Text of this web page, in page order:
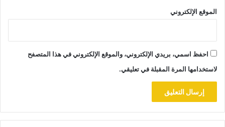
الموقع الإلكتروني
احفظ اسمي، بريدي الإلكتروني، والموقع الإلكتروني في هذا المتصفح
لاستخدامها المرة المقبلة في تعليقي.